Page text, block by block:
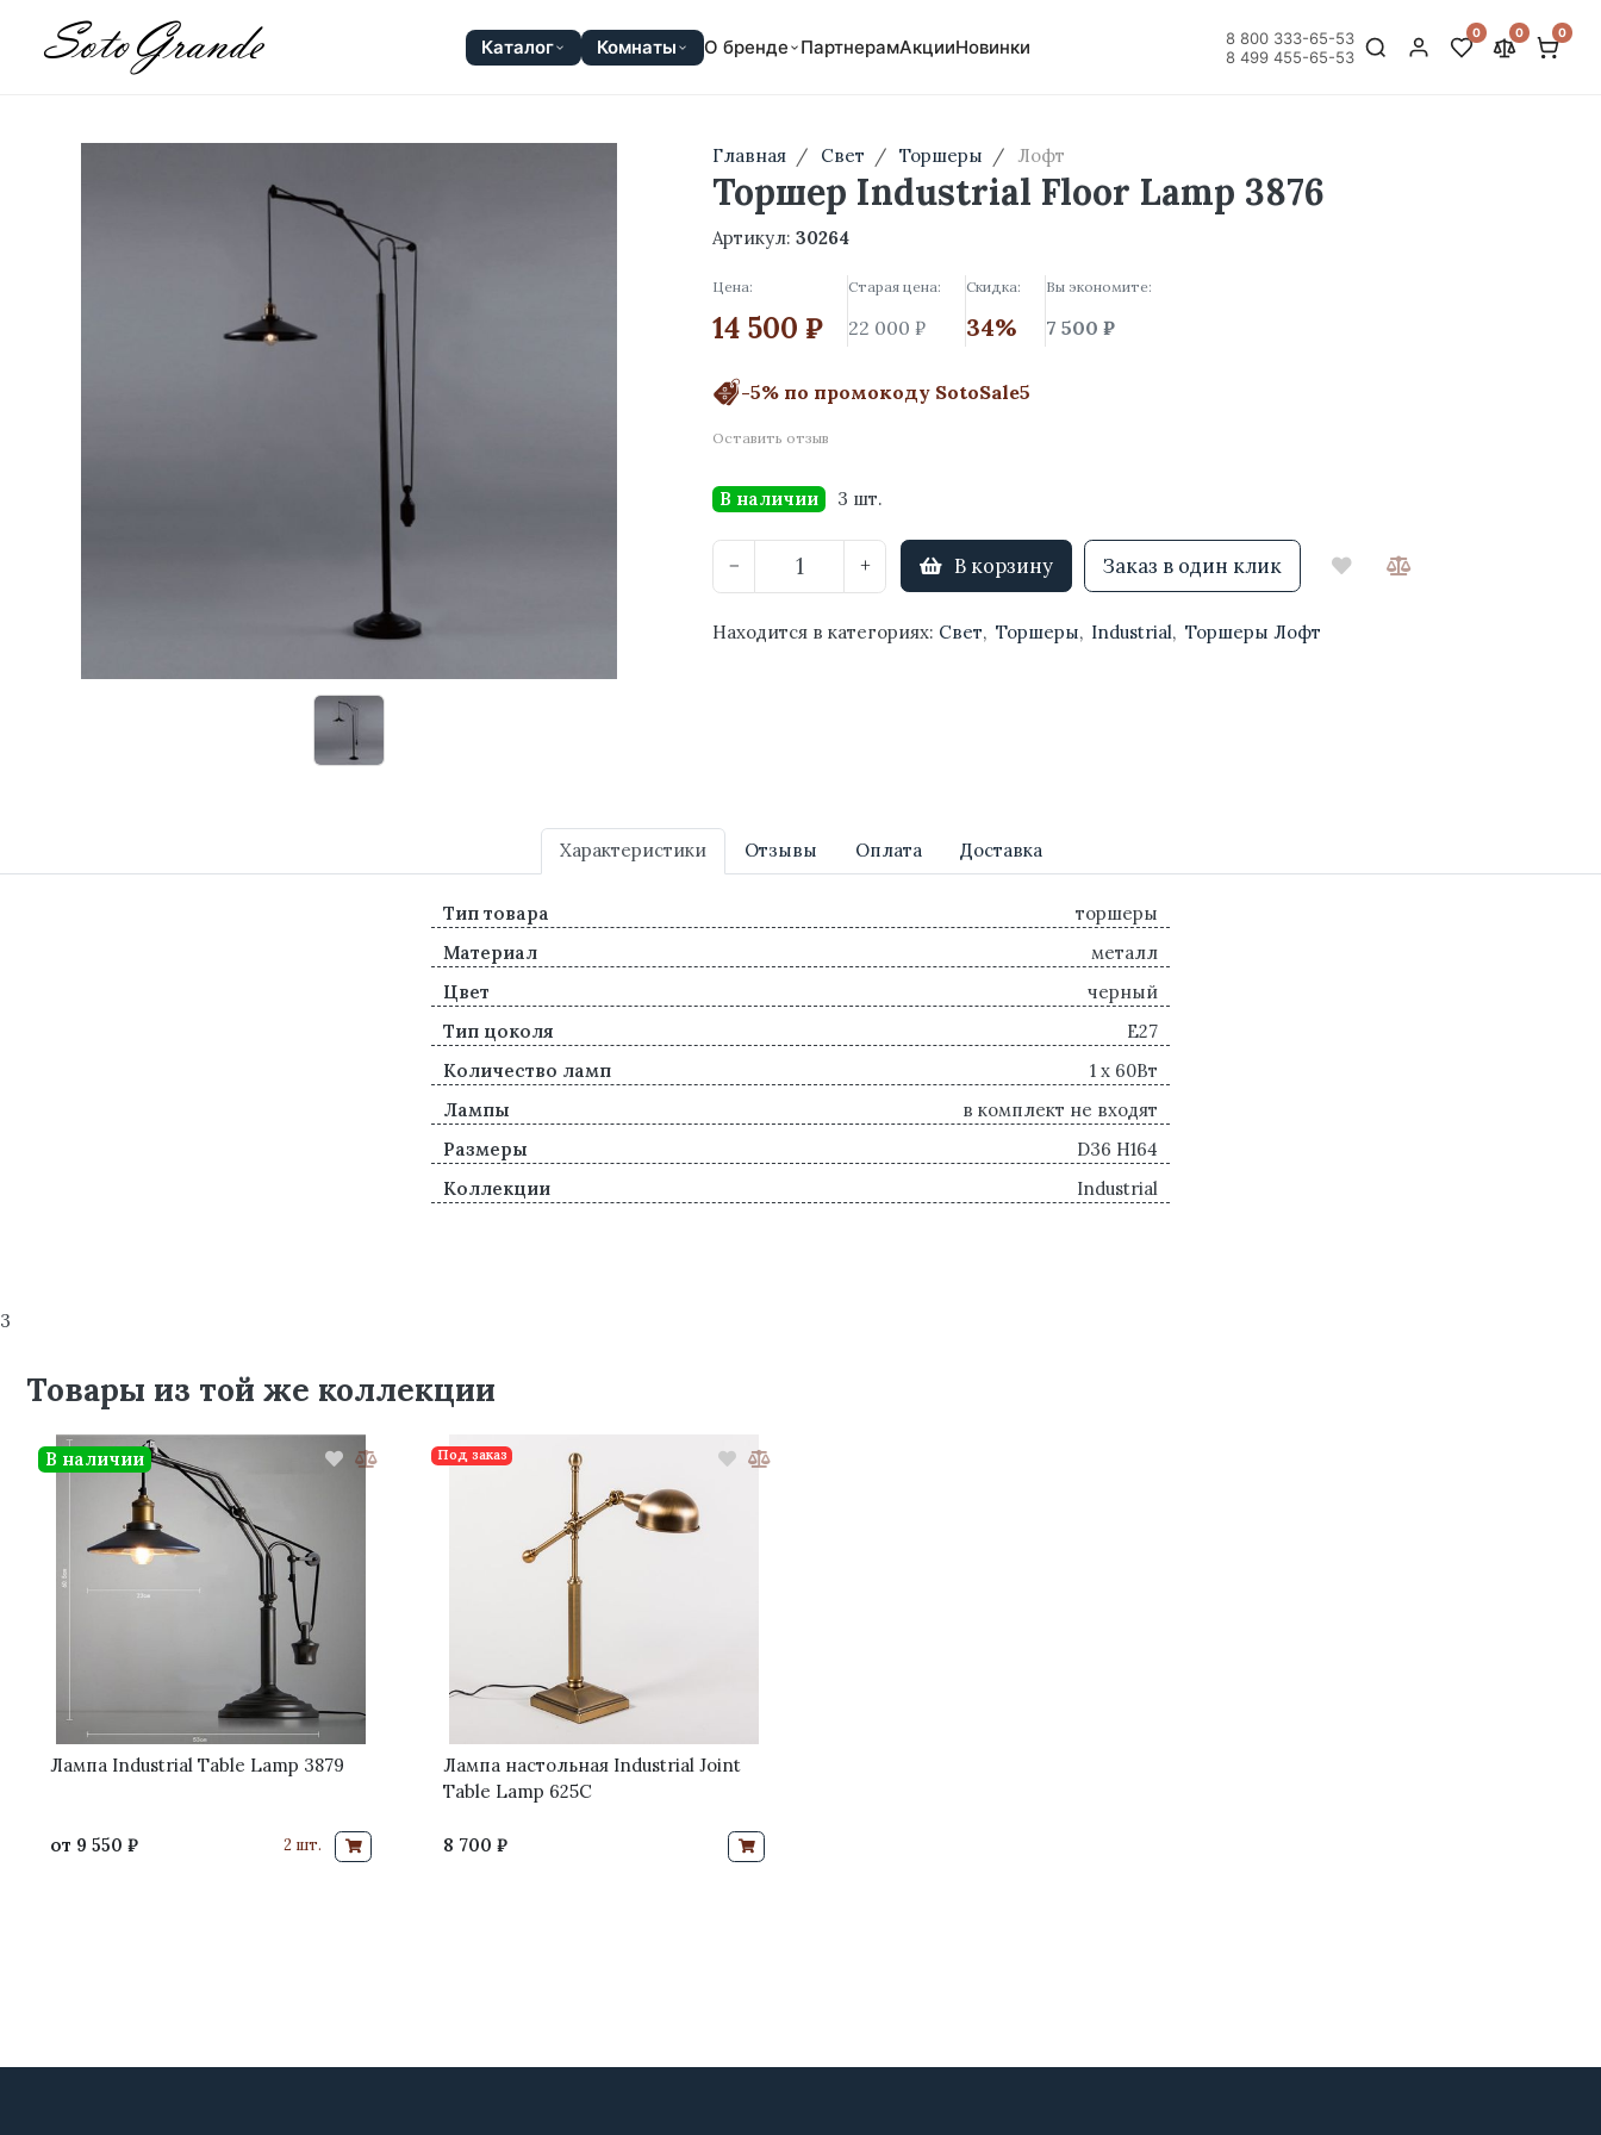
Каталог Комнаты О бренде ПартнерамАкцииНовинки
8 800 333-65-53
8 499 455-65-53
0 0 0
Главная Свет Торшеры Лофт
Торшер Industrial Floor Lamp 3876
Артикул:30264
Цена:
14 500 ₽
Старая цена:
22 000 ₽
Скидка:
34%
Вы экономите:
7 500 ₽
-5% по промокоду SotoSale5
Оставить отзыв
В наличии 3 шт.
− + В корзину Заказ в один клик
Находится в категориях: Свет, Торшеры, Industrial, Торшеры Лофт
Характеристики Отзывы Оплата Доставка
Тип товара
торшеры
Материал
металл
Цвет
черный
Тип цоколя
E27
Количество ламп
1 x 60Вт
Лампы
в комплект не входят
Размеры
D36 H164
Коллекции
Industrial
3
Товары из той же коллекции
Лампа Industrial Table Lamp 3879
от 9 550 ₽
В наличии
2 шт.
Лампа настольная Industrial Joint
Table Lamp 625С
8 700 ₽
Под заказ